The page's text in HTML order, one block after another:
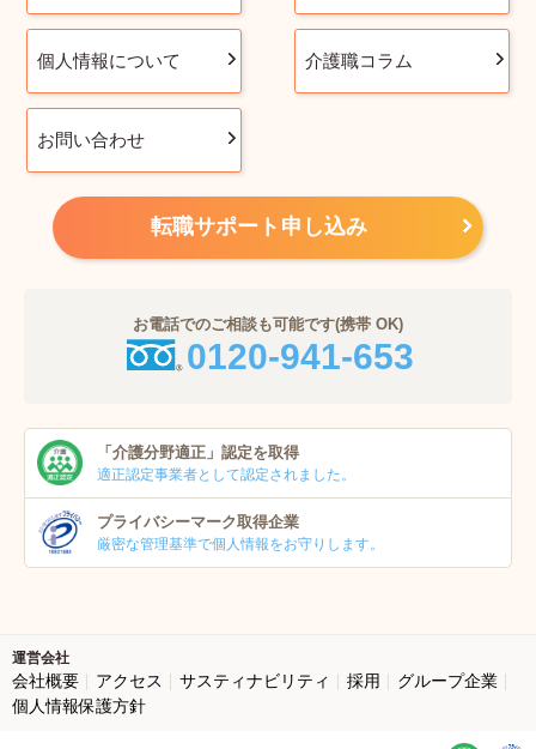
個人情報について 介護職コラム
お問い合わせ
転職サポート申し込み
お電話でのご相談も可能です(携帯 OK)
0120-941-653
「介護分野適正」 認定を取得
適正認定事業者として認定されました。
プライバシーマーク取得企業
厳密な管理基準で個人情報をお守りします。
運営会社
会社概要 アクセス サスティナビリティ 採用
グループ企業
個人情報保護方針